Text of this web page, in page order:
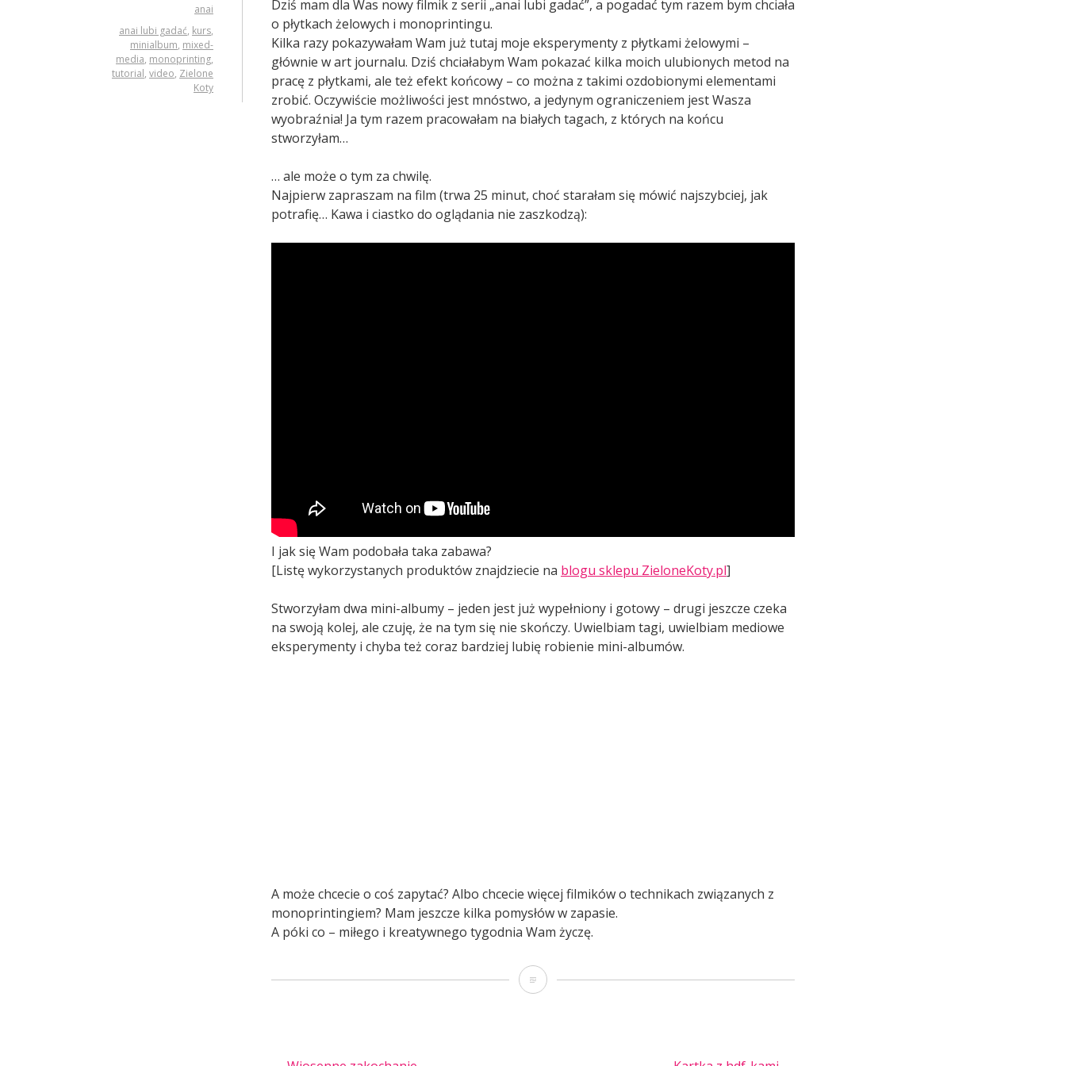
anai
anai lubi gadać, kurs,
minialbum, mixed-
media, monoprinting,
tutorial, video, Zielone
Koty
Dziś mam dla Was nowy filmik z serii „anai lubi gadać”, a pogadać tym razem bym chciała
o płytkach żelowych i monoprintingu.
Kilka razy pokazywałam Wam już tutaj moje eksperymenty z płytkami żelowymi –
głównie w art journalu. Dziś chciałabym Wam pokazać kilka moich ulubionych metod na
pracę z płytkami, ale też efekt końcowy – co można z takimi ozdobionymi elementami
zrobić. Oczywiście możliwości jest mnóstwo, a jedynym ograniczeniem jest Wasza
wyobraźnia! Ja tym razem pracowałam na białych tagach, z których na końcu
stworzyłam…
… ale może o tym za chwilę.
Najpierw zapraszam na film (trwa 25 minut, choć starałam się mówić najszybciej, jak
potrafię… Kawa i ciastko do oglądania nie zaszkodzą):
I jak się Wam podobała taka zabawa?
[Listę wykorzystanych produktów znajdziecie na blogu sklepu ZieloneKoty.pl]
Stworzyłam dwa mini-albumy – jeden jest już wypełniony i gotowy – drugi jeszcze czeka
na swoją kolej, ale czuję, że na tym się nie skończy. Uwielbiam tagi, uwielbiam mediowe
eksperymenty i chyba też coraz bardziej lubię robienie mini-albumów.
A może chcecie o coś zapytać? Albo chcecie więcej filmików o technikach związanych z
monoprintingiem? Mam jeszcze kilka pomysłów w zapasie.
A póki co – miłego i kreatywnego tygodnia Wam życzę.
anai